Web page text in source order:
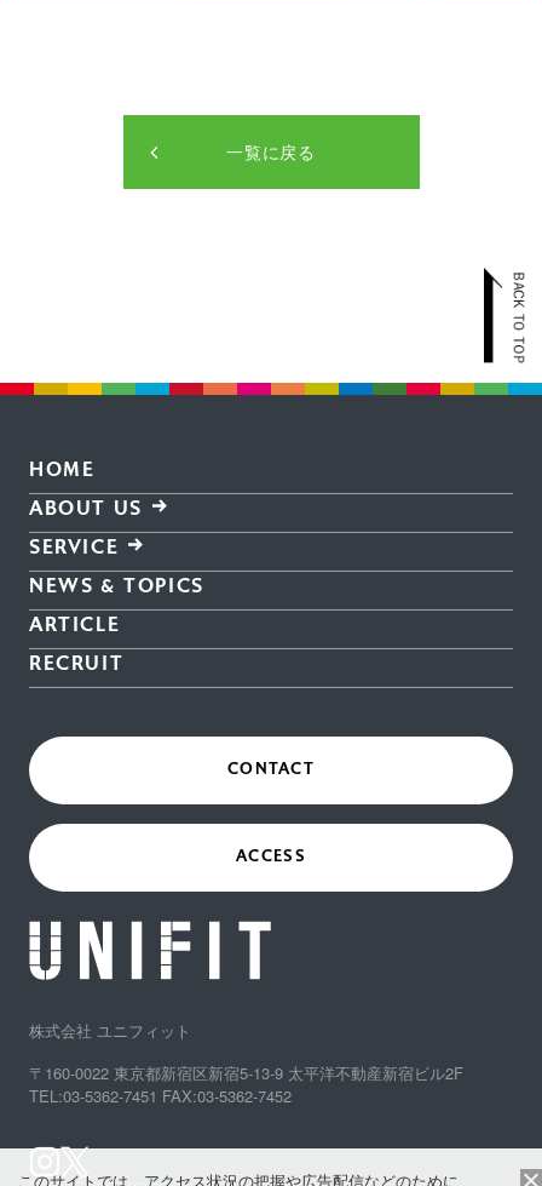
一覧に戻る
このサイトでは、アクセス状況の把握や広告配信などのために、
HOME
ABOUT US
SERVICE
NEWS & TOPICS
ARTICLE
RECRUIT
CONTACT
ACCESS
株式会社 ユニフィット
〒160-0022 東京都新宿区新宿5-13-9 太平洋不動産新宿ビル2F
TEL:03-5362-7451 FAX:03-5362-7452